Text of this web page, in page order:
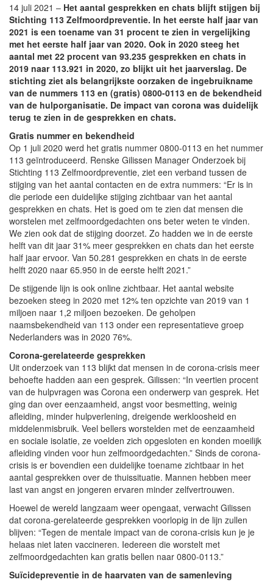
14 juli 2021 – Het aantal gesprekken en chats blijft stijgen bij
Stichting 113 Zelfmoordpreventie. In het eerste half jaar van
2021 is een toename van 31 procent te zien in vergelijking
met het eerste half jaar van 2020. Ook in 2020 steeg het
aantal met 22 procent van 93.235 gesprekken en chats in
2019 naar 113.921 in 2020, zo blijkt uit het jaarverslag. De
stichting ziet als belangrijkste oorzaken de ingebruikname
van de nummers 113 en (gratis) 0800-0113 en de bekendheid
van de hulporganisatie. De impact van corona was duidelijk
terug te zien in de gesprekken en chats.
Gratis nummer en bekendheid
Op 1 juli 2020 werd het gratis nummer 0800-0113 en het nummer
113 geïntroduceerd. Renske Gilissen Manager Onderzoek bij
Stichting 113 Zelfmoordpreventie, ziet een verband tussen de
stijging van het aantal contacten en de extra nummers: “Er is in
die periode een duidelijke stijging zichtbaar van het aantal
gesprekken en chats. Het is goed om te zien dat mensen die
worstelen met zelfmoordgedachten ons beter weten te vinden.
We zien ook dat de stijging doorzet. Zo hadden we in de eerste
helft van dit jaar 31% meer gesprekken en chats dan het eerste
half jaar ervoor. Van 50.281 gesprekken en chats in de eerste
helft 2020 naar 65.950 in de eerste helft 2021.”
De stijgende lijn is ook online zichtbaar. Het aantal website
bezoeken steeg in 2020 met 12% ten opzichte van 2019 van 1
miljoen naar 1,2 miljoen bezoeken. De geholpen
naamsbekendheid van 113 onder een representatieve groep
Nederlanders was in 2020 76%.
Corona-gerelateerde gesprekken
Uit onderzoek van 113 blijkt dat mensen in de corona-crisis meer
behoefte hadden aan een gesprek. Gilissen: “In veertien procent
van de hulpvragen was Corona een onderwerp van gesprek. Het
ging dan over eenzaamheid, angst voor besmetting, weinig
afleiding, minder hulpverlening, dreigende werkloosheid en
middelenmisbruik. Veel bellers worstelden met de eenzaamheid
en sociale isolatie, ze voelden zich opgesloten en konden moeilijk
afleiding vinden voor hun zelfmoordgedachten.” Sinds de corona-
crisis is er bovendien een duidelijke toename zichtbaar in het
aantal gesprekken over de thuissituatie. Mannen hebben meer
last van angst en jongeren ervaren minder zelfvertrouwen.
Hoewel de wereld langzaam weer opengaat, verwacht Gilissen
dat corona-gerelateerde gesprekken voorlopig in de lijn zullen
blijven: “Tegen de mentale impact van de corona-crisis kun je je
helaas niet laten vaccineren. Iedereen die worstelt met
zelfmoordgedachten kan gratis bellen naar 0800-0113.”
Suïcidepreventie in de haarvaten van de samenleving